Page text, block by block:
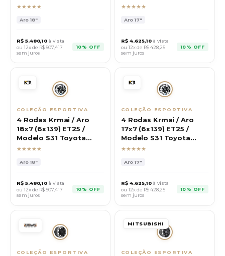
★★★★★
Aro18"
R$ 5.480,10 à vista
ou 12x de R$507,417
sem juros
10% OFF
★★★★★
Aro17"
R$ 4.625,10 à vista
ou 12x de R$428,25
sem juros
10% OFF
COLEÇÃO ESPORTIVA
4 Rodas Krmai / Aro
18x7 (6x139) ET25 /
Modelo S31 Toyota
Hilux
★★★★★
Aro18"
R$ 5.480,10 à vista
ou 12x de R$507,417
sem juros
10% OFF
COLEÇÃO ESPORTIVA
4 Rodas Krmai / Aro
17x7 (6x139) ET25 /
Modelo S31 Toyota
Hilux
★★★★★
Aro17"
R$ 4.625,10 à vista
ou 12x de R$428,25
sem juros
10% OFF
COLEÇÃO ESPORTIVA
MITSUBISHI
COLEÇÃO ESPORTIVA